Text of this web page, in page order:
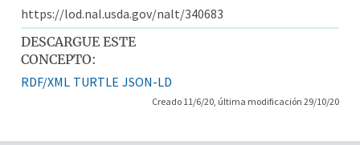
https://lod.nal.usda.gov/nalt/340683
DESCARGUE ESTE
CONCEPTO:
RDF/XML TURTLE JSON-LD
Creado 11/6/20, última modificación 29/10/20